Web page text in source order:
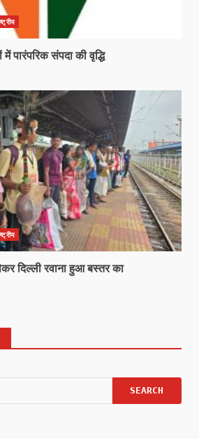
पारंपरिक संपदा की वृद्धि
दिल्ली रवाना हुआ बस्तर का